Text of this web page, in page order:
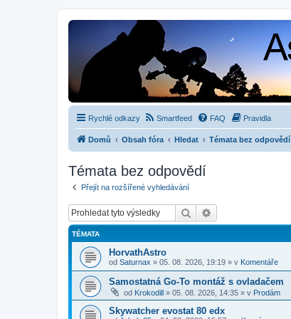
Rychlé odkazy Smartfeed FAQ Pravidla
Domů Obsah fóra Hledat Témata bez odpovědí
Témata bez odpovědí
Přejít na rozšířené vyhledávání
Hledat
TÉMATA
HorvathAstro
od Saturnax » 05. 08. 2026, 19:19 » v Komentáře
Samostatná Go-To montáž s ovladačem
od Krokodill » 05. 08. 2026, 14:35 » v Prodám
Skywatcher evostat 80 edx